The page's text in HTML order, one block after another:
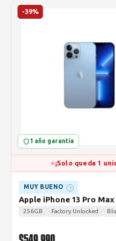
-39%
1 año garantía
¡Solo queda 1
MUY BUENO ?
Apple iPhone 13 Pro Max
256GB Factory Unlocked